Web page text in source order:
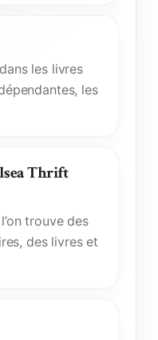
les livres
les
Thrift
trouve des
des livres et